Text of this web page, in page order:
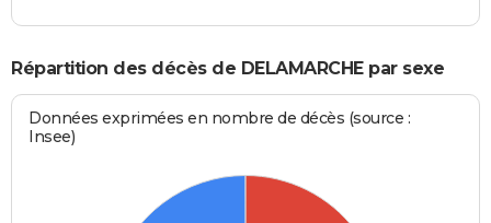
Répartition des décès de DELAMARCHE par sexe
Données exprimées en nombre de décès (source :
Insee)